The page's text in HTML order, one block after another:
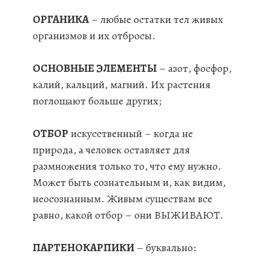
ОРГАНИКА– любые остатки тел живых
организмов и их отбросы.
ОСНОВНЫЕ ЭЛЕМЕНТЫ – азот, фосфор,
калий, кальций, магний. Их растения
поглощают больше других;
ОТБОР искусственный – когда не
природа, а человек оставляет для
размножения только то, что ему нужно.
Может быть сознательным и, как видим,
неосознанным. Живым существам все
равно, какой отбор – они ВЫЖИВАЮТ.
ПАРТЕНОКАРПИКИ – буквально: